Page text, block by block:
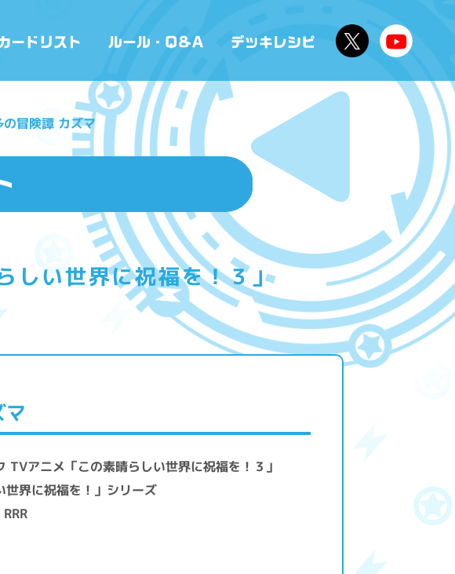
の冒険譚 カズマ
しい世界に祝福を！３」
TVアニメ「この素晴らしい世界に祝福を！３」
世界に祝福を！」シリーズ
RRR